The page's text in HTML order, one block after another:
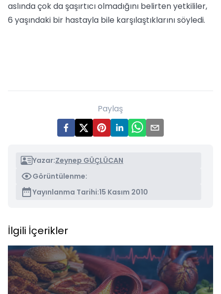
aslında çok da şaşırtıcı olmadığını belirten yetkililer,
6 yaşındaki bir hastayla bile karşılaştıklarını söyledi.
Paylaş
Yazar:Zeynep GÜÇLÜCAN
Görüntülenme:
Yayınlanma Tarihi:15 Kasım 2010
İlgili İçerikler